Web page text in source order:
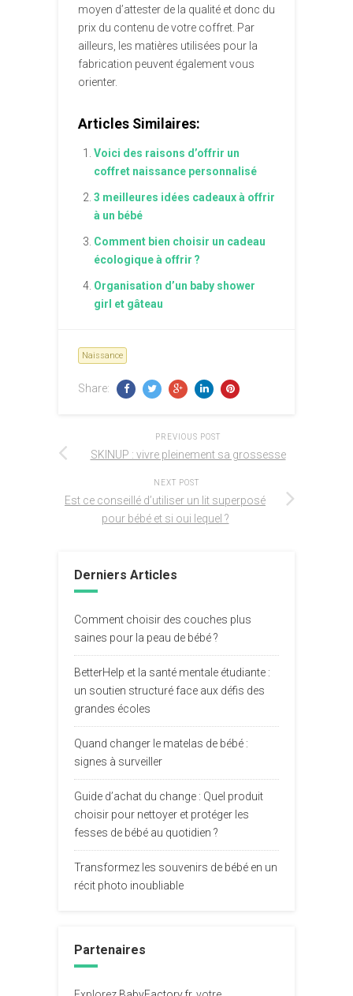
moyen d’attester de la qualité et donc du
prix du contenu de votre coffret. Par
ailleurs, les matières utilisées pour la
fabrication peuvent également vous
orienter.
Articles Similaires:
Voici des raisons d’offrir un
coffret naissance personnalisé
3 meilleures idées cadeaux à offrir
à un bébé
Comment bien choisir un cadeau
écologique à offrir ?
Organisation d’un baby shower
girl et gâteau
Naissance
Share:
PREVIOUS POST
SKINUP : vivre pleinement sa grossesse
NEXT POST
Est ce conseillé d’utiliser un lit superposé
pour bébé et si oui lequel ?
Derniers Articles
Comment choisir des couches plus
saines pour la peau de bébé ?
BetterHelp et la santé mentale étudiante :
un soutien structuré face aux défis des
grandes écoles
Quand changer le matelas de bébé :
signes à surveiller
Guide d’achat du change : Quel produit
choisir pour nettoyer et protéger les
fesses de bébé au quotidien ?
Transformez les souvenirs de bébé en un
récit photo inoubliable
Partenaires